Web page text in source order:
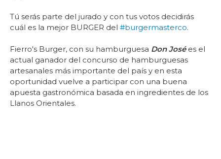
Tú serás parte del jurado y con tus votos decidirás
cuál es la mejor BURGER del #burgermasterco.
Fierro's Burger, con su hamburguesa Don Josées el
actual ganador del concurso de hamburguesas
artesanales más importante del país y en esta
oportunidad vuelve a participar con una buena
apuesta gastronómica basada en ingredientes de los
Llanos Orientales.